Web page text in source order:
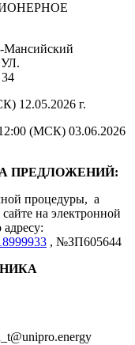
Мансийский
12.05.2026 г.
(МСК) 03.06.2026
ПРЕДЛОЖЕНИЙ:
процедуры, а
на электронной
, №ЗП605644